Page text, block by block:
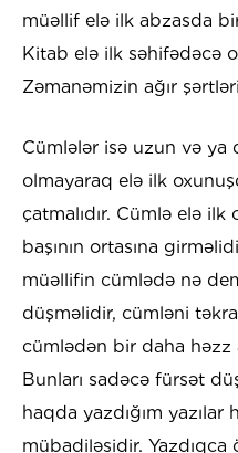
müəllif elə ilk abzasda
Kitab elə ilk səhifədəcə
Zəmanəmizin ağır
Cümlələr isə uzun və ya
olmayaraq elə ilk
çatmalıdır. Cümlə elə
başının ortasına
müəllifin cümlədə nə
düşməlidir, cümləni
cümlədən bir daha həzz
Bunları sadəcə fürsət
haqda yazdığım
mübadiləsidir.